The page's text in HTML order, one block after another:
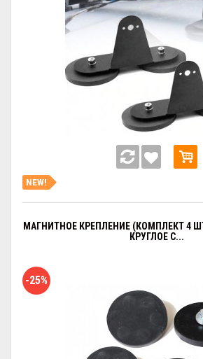
NEW!
МАГНИТНОЕ КРЕПЛЕНИЕ (КОМПЛЕКТ 4
КРУГЛОЕ С...
-25%